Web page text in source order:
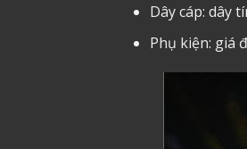
Dây cáp: dây
Phụ kiện: giá